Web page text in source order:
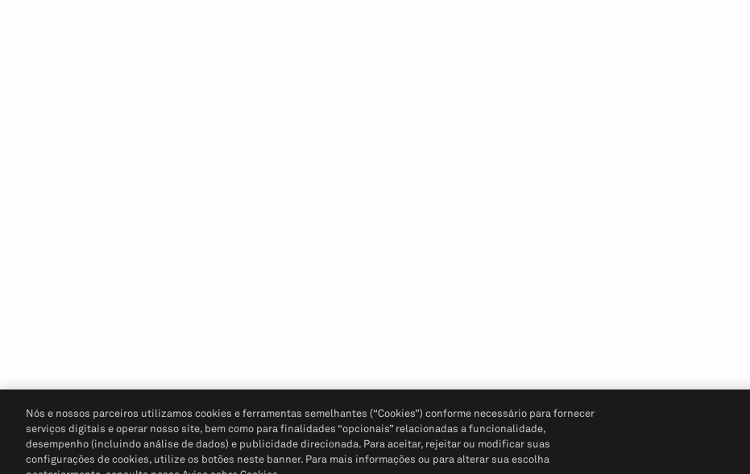
Nós e nossos parceiros utilizamos cookies e ferramentas semelhantes (“Cookies”) conforme necessário para fornecer
serviços digitais e operar nosso site, bem como para finalidades “opcionais” relacionadas a funcionalidade,
desempenho (incluindo análise de dados) e publicidade direcionada. Para aceitar, rejeitar ou modificar suas
configurações de cookies, utilize os botões neste banner. Para mais informações ou para alterar sua escolha